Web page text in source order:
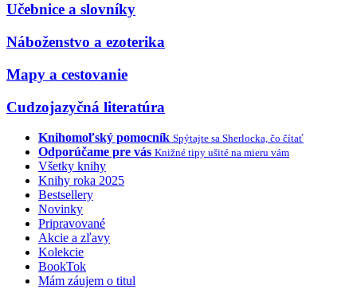
Učebnice a slovníky
Náboženstvo a ezoterika
Mapy a cestovanie
Cudzojazyčná literatúra
Knihomoľský pomocník Spýtajte sa Sherlocka, čo čítať
Odporúčame pre vás Knižné tipy ušité na mieru vám
Všetky knihy
Knihy roka 2025
Bestsellery
Novinky
Pripravované
Akcie a zľavy
Kolekcie
BookTok
Mám záujem o titul